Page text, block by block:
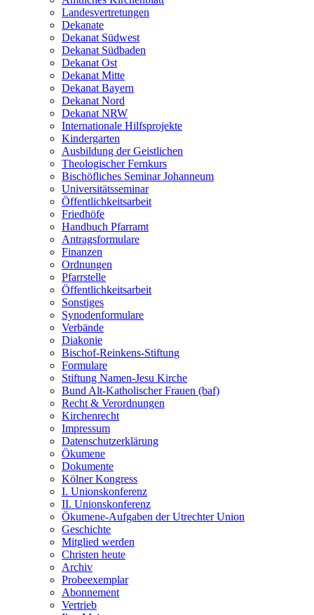
Landesvertretungen
Dekanate
Dekanat Südwest
Dekanat Südbaden
Dekanat Ost
Dekanat Mitte
Dekanat Bayern
Dekanat Nord
Dekanat NRW
Internationale Hilfsprojekte
Kindergarten
Ausbildung der Geistlichen
Theologischer Fernkurs
Bischöfliches Seminar Johanneum
Universitätsseminar
Öffentlichkeitsarbeit
Friedhöfe
Handbuch Pfarramt
Antragsformulare
Finanzen
Ordnungen
Pfarrstelle
Öffentlichkeitsarbeit
Sonstiges
Synodenformulare
Verbände
Diakonie
Bischof-Reinkens-Stiftung
Formulare
Stiftung Namen-Jesu Kirche
Bund Alt-Katholischer Frauen (baf)
Recht & Verordnungen
Kirchenrecht
Impressum
Datenschutzerklärung
Ökumene
Dokumente
Kölner Kongress
I. Unionskonferenz
II. Unionskonferenz
Ökumene-Aufgaben der Utrechter Union
Geschichte
Mitglied werden
Christen heute
Archiv
Probeexemplar
Abonnement
Vertrieb